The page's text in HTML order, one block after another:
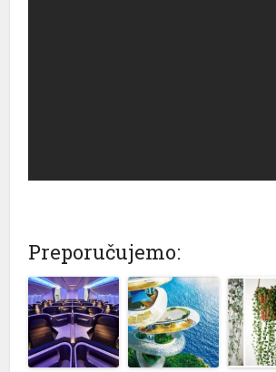
Preporučujemo: